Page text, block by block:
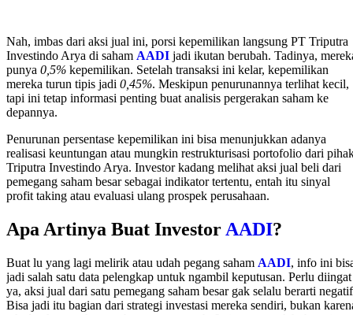
Nah, imbas dari aksi jual ini, porsi kepemilikan langsung PT Triputra
Investindo Arya di saham AADI jadi ikutan berubah. Tadinya,
punya 0,5% kepemilikan. Setelah transaksi ini kelar, kepemilikan
mereka turun tipis jadi 0,45%. Meskipun penurunannya terlihat kecil,
tapi ini tetap informasi penting buat analisis pergerakan saham ke
depannya.
Penurunan persentase kepemilikan ini bisa menunjukkan adanya
realisasi keuntungan atau mungkin restrukturisasi portofolio dari
Triputra Investindo Arya. Investor kadang melihat aksi jual beli dari
pemegang saham besar sebagai indikator tertentu, entah itu sinyal
profit taking atau evaluasi ulang prospek perusahaan.
Apa Artinya Buat Investor AADI?
Buat lu yang lagi melirik atau udah pegang saham AADI, info ini
jadi salah satu data pelengkap untuk ngambil keputusan. Perlu diingat
ya, aksi jual dari satu pemegang saham besar gak selalu berarti
Bisa jadi itu bagian dari strategi investasi mereka sendiri, bukan